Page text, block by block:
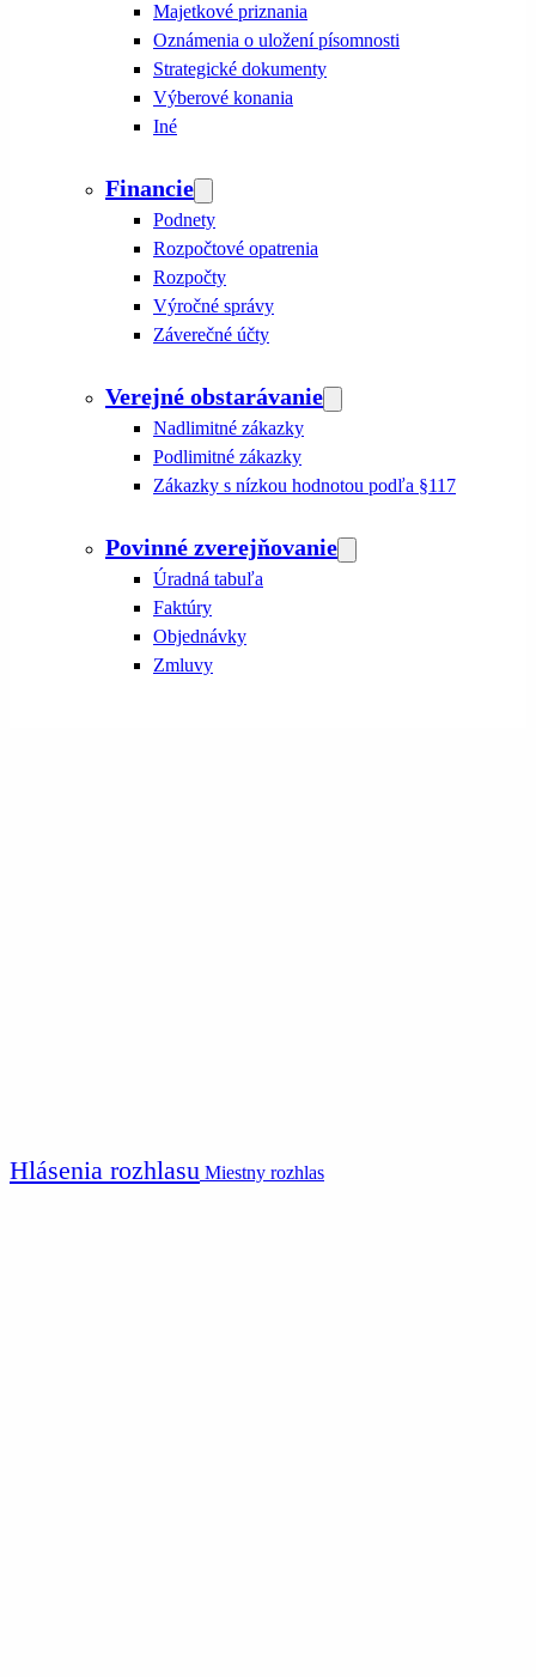
Majetkové priznania
Oznámenia o uložení písomnosti
Strategické dokumenty
Výberové konania
Iné
Financie
Podnety
Rozpočtové opatrenia
Rozpočty
Výročné správy
Záverečné účty
Verejné obstarávanie
Nadlimitné zákazky
Podlimitné zákazky
Zákazky s nízkou hodnotou podľa §117
Povinné zverejňovanie
Úradná tabuľa
Faktúry
Objednávky
Zmluvy
Hlásenia rozhlasu Miestny rozhlas